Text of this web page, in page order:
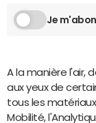
Je
A la manière l'air,
aux yeux de
tous les
Mobilité,